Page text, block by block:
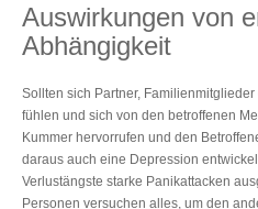
Auswirkungen von
Abhängigkeit
Sollten sich Partner,
fühlen und sich von den betroffenen
Kummer hervorrufen und den
daraus auch eine Depression
Verlustängste starke Panikattacken
Personen versuchen alles, um den